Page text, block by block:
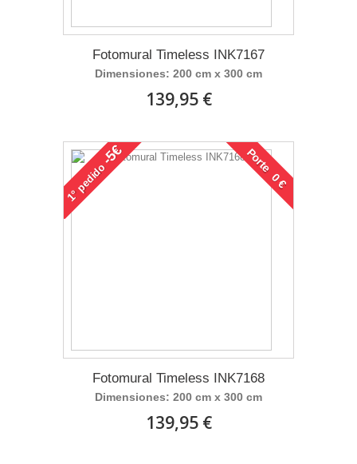
Fotomural Timeless INK7167
Dimensiones: 200 cm x 300 cm
139,95 €
1°
pedido
-5€ Porte 0 €
Fotomural Timeless INK7168
Dimensiones: 200 cm x 300 cm
139,95 €